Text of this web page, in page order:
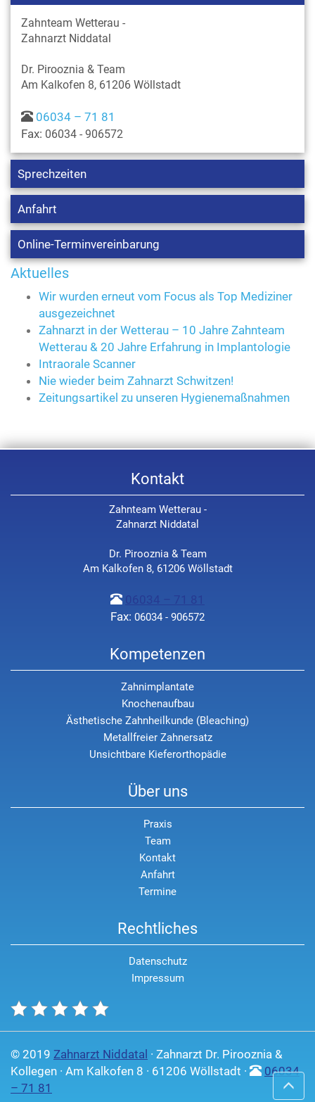
Zahnteam Wetterau -
Zahnarzt Niddatal
Dr. Pirooznia & Team
Am Kalkofen 8, 61206 Wöllstadt
06034 – 71 81
Fax: 06034 - 906572
Sprechzeiten
Anfahrt
Online-Terminvereinbarung
Aktuelles
Wir wurden erneut vom Focus als Top Mediziner
ausgezeichnet
Zahnarzt in der Wetterau – 10 Jahre Zahnteam
Wetterau & 20 Jahre Erfahrung in Implantologie
Intraorale Scanner
Nie wieder beim Zahnarzt Schwitzen!
Zeitungsartikel zu unseren Hygienemaßnahmen
Kontakt
Zahnteam Wetterau -
Zahnarzt Niddatal
Dr. Pirooznia & Team
Am Kalkofen 8, 61206 Wöllstadt
06034 – 71 81
Fax: 06034 - 906572
Kompetenzen
Zahnimplantate
Knochenaufbau
Ästhetische Zahnheilkunde (Bleaching)
Metallfreier Zahnersatz
Unsichtbare Kieferorthopädie
Über uns
Praxis
Team
Kontakt
Anfahrt
Termine
Rechtliches
Datenschutz
Impressum
© 2019 Zahnarzt Niddatal · Zahnarzt Dr. Pirooznia &
Kollegen · Am Kalkofen 8 · 61206 Wöllstadt ·
06034
– 71 81